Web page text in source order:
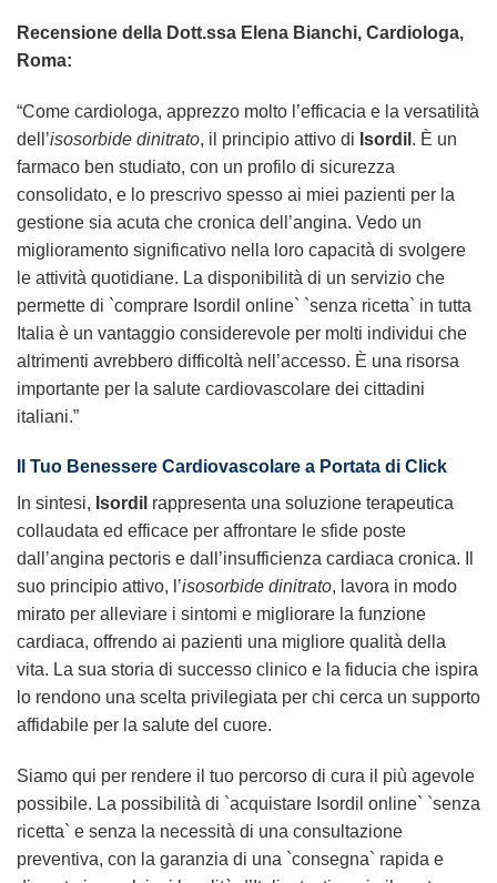
Recensione della Dott.ssa Elena Bianchi, Cardiologa,
Roma:
“Come cardiologa, apprezzo molto l’efficacia e la versatilità
dell’isosorbide dinitrato, il principio attivo di Isordil . È un
farmaco ben studiato, con un profilo di sicurezza
consolidato, e lo prescrivo spesso ai miei pazienti per la
gestione sia acuta che cronica dell’angina. Vedo un
miglioramento significativo nella loro capacità di svolgere
le attività quotidiane. La disponibilità di un servizio che
permette di `comprare Isordil online` `senza ricetta` in tutta
Italia è un vantaggio considerevole per molti individui che
altrimenti avrebbero difficoltà nell’accesso. È una risorsa
importante per la salute cardiovascolare dei cittadini
italiani.”
Il Tuo Benessere Cardiovascolare a Portata di Click
In sintesi, Isordil rappresenta una soluzione terapeutica
collaudata ed efficace per affrontare le sfide poste
dall’angina pectoris e dall’insufficienza cardiaca cronica. Il
suo principio attivo, l’isosorbide dinitrato, lavora in modo
mirato per alleviare i sintomi e migliorare la funzione
cardiaca, offrendo ai pazienti una migliore qualità della
vita. La sua storia di successo clinico e la fiducia che ispira
lo rendono una scelta privilegiata per chi cerca un supporto
affidabile per la salute del cuore.
Siamo qui per rendere il tuo percorso di cura il più agevole
possibile. La possibilità di `acquistare Isordil online` `senza
ricetta` e senza la necessità di una consultazione
preventiva, con la garanzia di una `consegna` rapida e